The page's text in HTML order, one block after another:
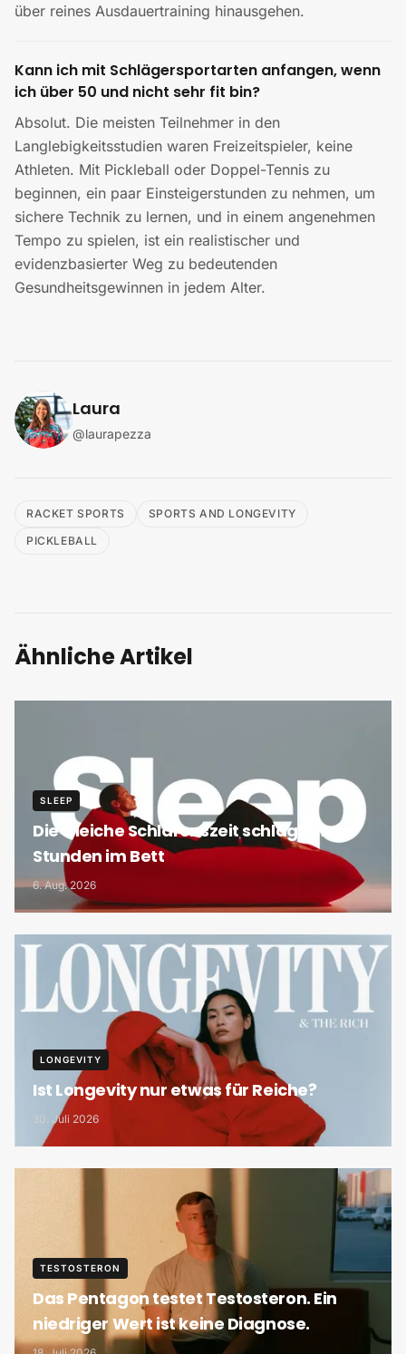
über reines Ausdauertraining hinausgehen.
Kann ich mit Schlägersportarten anfangen, wenn
ich über 50 und nicht sehr fit bin?
Absolut. Die meisten Teilnehmer in den
Langlebigkeitsstudien waren Freizeitspieler, keine
Athleten. Mit Pickleball oder Doppel-Tennis zu
beginnen, ein paar Einsteigerstunden zu nehmen, um
sichere Technik zu lernen, und in einem angenehmen
Tempo zu spielen, ist ein realistischer und
evidenzbasierter Weg zu bedeutenden
Gesundheitsgewinnen in jedem Alter.
Laura
@laurapezza
RACKET SPORTS
SPORTS AND LONGEVITY
PICKLEBALL
Ähnliche Artikel
SLEEP
Die Gleiche Schlafenszeit schlägt mehr
Stunden im Bett
6. Aug. 2026
LONGEVITY
Ist Longevity nur etwas für Reiche?
30. Juli 2026
TESTOSTERON
Das Pentagon testet Testosteron. Ein
niedriger Wert ist keine Diagnose.